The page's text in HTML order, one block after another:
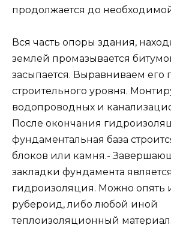
продолжается до
Вся часть опоры здания,
землей промазывается
засыпается. Выравниваем его
строительного уровня.
водопроводных и
После окончания
фундаментальная база
блоков или камня.-
закладки фундамента
гидроизоляция. Можно опять
рубероид, либо любой иной
теплоизоляционный материал.